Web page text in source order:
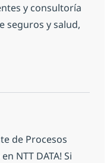
y consultoría
seguros y salud,
Isurance
de Procesos
NTT DATA! Si